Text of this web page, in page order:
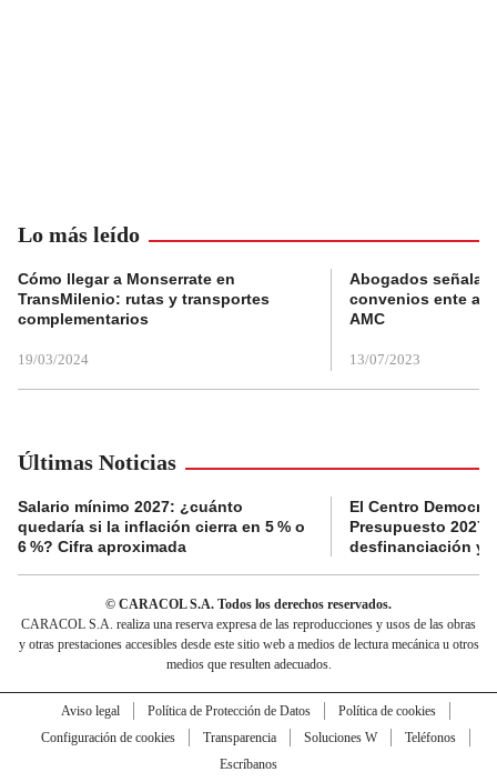
Lo más leído
Cómo llegar a Monserrate en
TransMilenio: rutas y transportes
complementarios
19/03/2024
Abogados
convenios ente
AMC
13/07/2023
Últimas Noticias
Salario mínimo 2027: ¿cuánto
quedaría si la inflación cierra en 5 % o
6 %? Cifra aproximada
El Centro
Presupuesto 2027
desfinanciación y
© CARACOL S.A. Todos los derechos reservados.
CARACOL S.A. realiza una reserva expresa de las reproducciones y usos de las obras
y otras prestaciones accesibles desde este sitio web a medios de lectura mecánica u otros
medios que resulten adecuados.
Aviso legal Política de Protección de Datos
Política de cookies
Configuración de cookies
Transparencia Soluciones W
Teléfonos
Escríbanos